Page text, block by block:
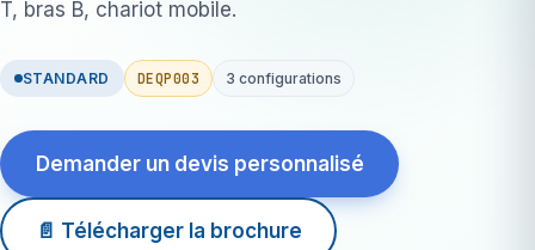
T, bras B, chariot mobile.
STANDARD DEQP003 3 configurations
Demander un devis personnalisé
📄 Télécharger la brochure